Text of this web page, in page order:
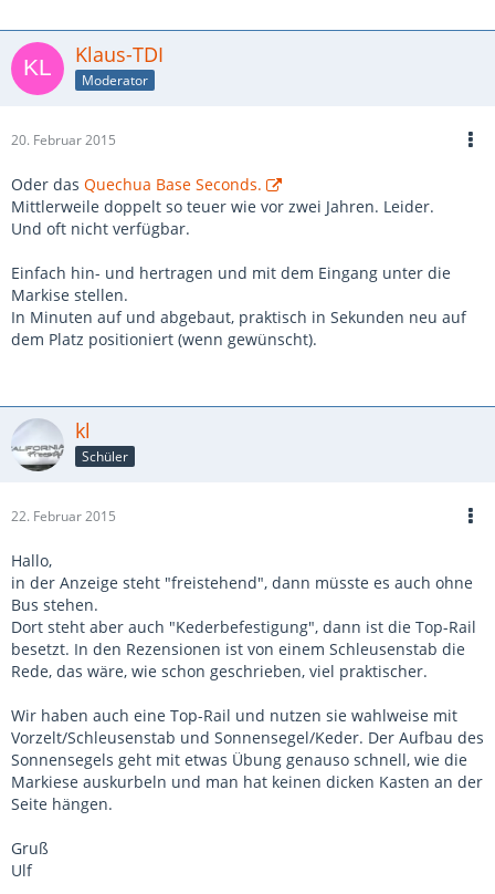
Klaus-TDI
Moderator
20. Februar 2015
Oder das Quechua Base Seconds.
Mittlerweile doppelt so teuer wie vor zwei Jahren. Leider.
Und oft nicht verfügbar.
Einfach hin- und hertragen und mit dem Eingang unter die
Markise stellen.
In Minuten auf und abgebaut, praktisch in Sekunden neu auf
dem Platz positioniert (wenn gewünscht).
kl
Schüler
22. Februar 2015
Hallo,
in der Anzeige steht "freistehend", dann müsste es auch ohne
Bus stehen.
Dort steht aber auch "Kederbefestigung", dann ist die Top-Rail
besetzt. In den Rezensionen ist von einem Schleusenstab die
Rede, das wäre, wie schon geschrieben, viel praktischer.
Wir haben auch eine Top-Rail und nutzen sie wahlweise mit
Vorzelt/Schleusenstab und Sonnensegel/Keder. Der Aufbau des
Sonnensegels geht mit etwas Übung genauso schnell, wie die
Markiese auskurbeln und man hat keinen dicken Kasten an der
Seite hängen.
Gruß
Ulf